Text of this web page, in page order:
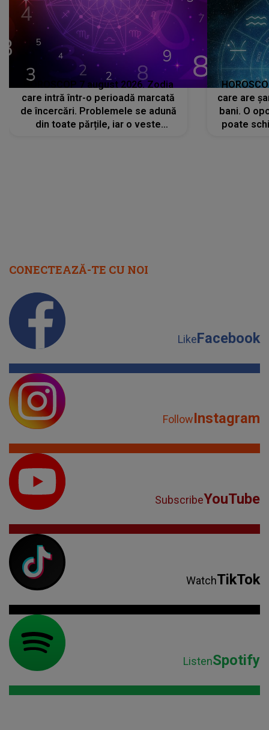
HOROSCOP 7 august 2026. Zodia
care intră într-o perioadă marcată
de încercări. Problemele se adună
din toate părțile, iar o veste
care are
bani. O
poate
CONECTEAZĂ-TE CU NOI
LikeFacebook
FollowInstagram
SubscribeYouTube
WatchTikTok
ListenSpotify